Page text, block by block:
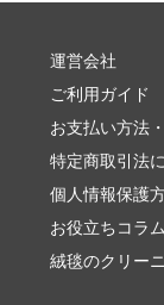
運営会社
ご利用ガイド
お支払い方法
特定商取引法
個人情報保護
お役立ちコラム
絨毯のクリー